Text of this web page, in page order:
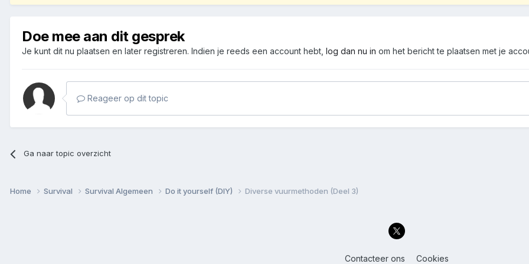
Doe mee aan dit gesprek
Je kunt dit nu plaatsen en later registreren. Indien je reeds een account hebt, log dan nu in om het bericht te plaatsen met je
Reageer op dit topic
Ga naar topic overzicht
Home Survival Survival Algemeen Do it yourself (DIY) Diverse vuurmethoden (Deel 3)
Contacteer ons Cookies